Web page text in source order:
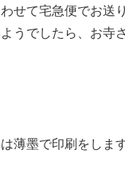
せて宅急便でお送
うでしたら、お
薄墨で印刷をしま